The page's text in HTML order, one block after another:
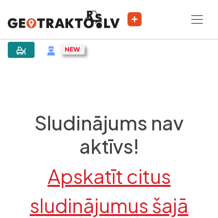
|Sludinājums
Sludinājums nav
aktīvs!
Apskatīt citus
sludinājumus šajā